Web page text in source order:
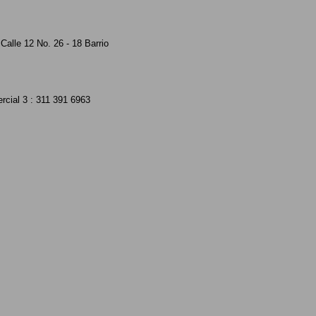
12 No. 26 - 18 Barrio
3 : 311 391 6963